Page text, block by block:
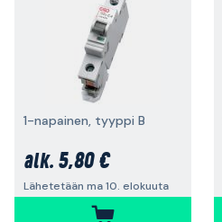
1-napainen, tyyppi B
alk. 5,80 €
Lähetetään ma 10. elokuuta